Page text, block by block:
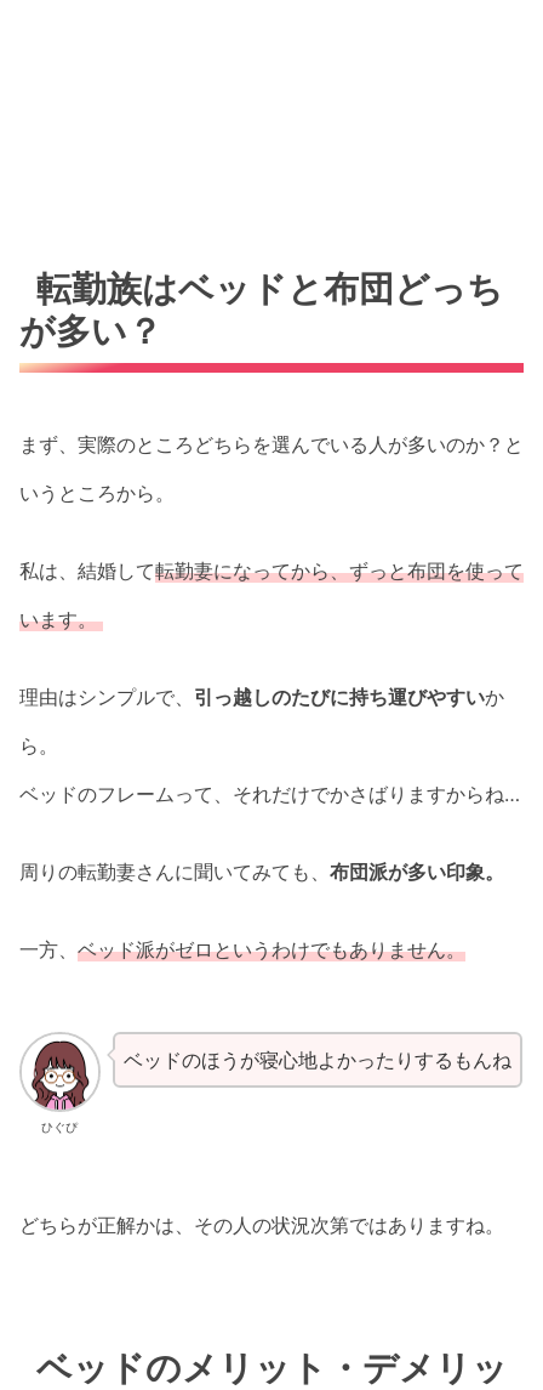
転勤族はベッドと布団どっち
が多い？
まず、実際のところどちらを選んでいる人が多いのか？と
いうところから。
私は、結婚して転勤妻になってから、ずっと布団を使って
います。
理由はシンプルで、 引っ越しのたびに持ち運びやすいか
ら。
ベッドのフレームって、それだけでかさばりますからね…
周りの転勤妻さんに聞いてみても、 布団派が多い印象。
一方、 ベッド派がゼロというわけでもありません。
ひぐぴ
ベッドのほうが寝心地よかったりするもんね
どちらが正解かは、その人の状況次第ではありますね。
ベッドのメリット・デメリッ